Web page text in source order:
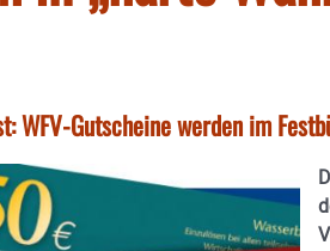
WFV-Gutscheine werden im